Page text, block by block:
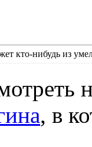
кто-нибудь из
, в